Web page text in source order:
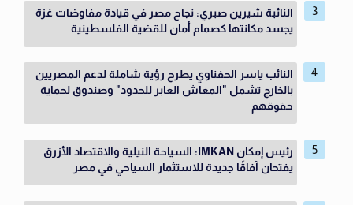
النائبة شيرين صبري: نجاح مصر في قيادة مفاوضات غزة
يجسد مكانتها كصمام أمان للقضية الفلسطينية
النائب ياسر الحفناوي يطرح رؤية شاملة لدعم المصريين
بالخارج تشمل "المعاش العابر للحدود" وصندوق لحماية
حقوقهم
رئيس إمكان IMKAN: السياحة النيلية والاقتصاد الأزرق
يفتحان آفاقًا جديدة للاستثمار السياحي في مصر